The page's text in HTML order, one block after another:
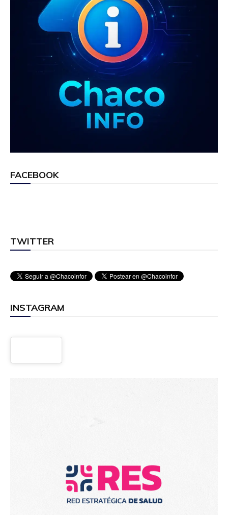
FACEBOOK
TWITTER
INSTAGRAM